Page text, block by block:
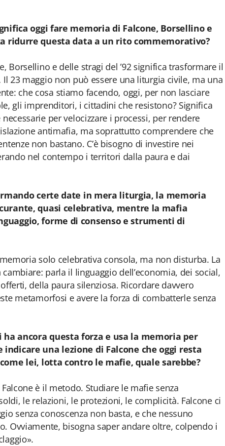
oggi fare memoria di Falcone, Borsellino e
ridurre questa data a un rito commemorativo?
Borsellino e delle stragi del ’92 significa trasformare il
23 maggio non può essere una liturgia civile, ma una
che cosa stiamo facendo, oggi, per non lasciare
gli imprenditori, i cittadini che resistono? Significa
per velocizzare i processi, per rendere
antimafia, ma soprattutto comprendere che
non bastano. C’è bisogno di investire nei
nel contempo i territori dalla paura e dai
certe date in mera liturgia, la memoria
quasi celebrativa, mentre la mafia
forme di consenso e strumenti di
solo celebrativa consola, ma non disturba. La
parla il linguaggio dell’economia, dei social,
della paura silenziosa. Ricordare davvero
metamorfosi e avere la forza di combatterle senza
ha ancora questa forza e usa la memoria per
indicare una lezione di Falcone che oggi resta
lei, lotta contro le mafie, quale sarebbe?
è il metodo. Studiare le mafie senza
le relazioni, le protezioni, le complicità. Falcone ci
senza conoscenza non basta, e che nessuno
Ovviamente, bisogna saper andare oltre, colpendo i